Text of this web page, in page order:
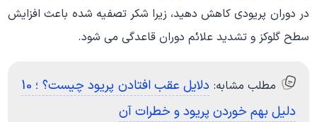
در دوران پریودی کاهش دهید، زیرا شکر تصفیه شده باعث افزایش
سطح گلوکز و تشدید علائم دوران قاعدگی می شود.
مطلب مشابه:
دلایل عقب افتادن پریود چیست؟ ؛ 10
دلیل بهم خوردن پریود و خطرات آن